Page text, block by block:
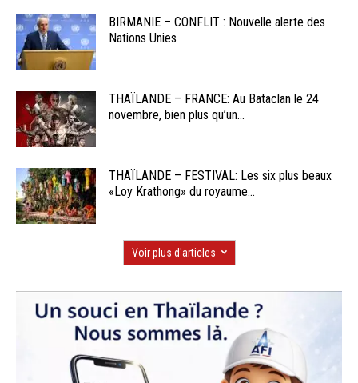
BIRMANIE – CONFLIT : Nouvelle alerte des
Nations Unies
THAÏLANDE – FRANCE: Au Bataclan le 24
novembre, bien plus qu’un...
THAÏLANDE – FESTIVAL: Les six plus beaux
«Loy Krathong» du royaume...
Voir plus d'articles